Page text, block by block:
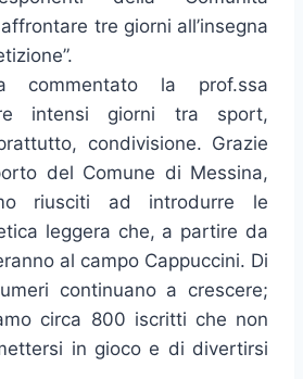
tre giorni all’insegna
commentato la prof.ssa
intensi giorni tra sport,
condivisione. Grazie
del Comune di Messina,
riusciti ad introdurre le
leggera che, a partire da
al campo Cappuccini. Di
continuano a crescere;
circa 800 iscritti che non
in gioco e di divertirsi